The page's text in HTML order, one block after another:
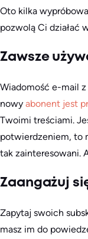
Oto kilka
pozwolą Ci działać
Zawsze
Wiadomość e-mail
nowy abonent jest
Twoimi treściami.
potwierdzeniem, to
tak zainteresowani.
Zaangażuj
Zapytaj swoich
masz im do